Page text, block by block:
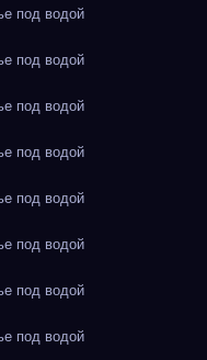
под водой
под водой
под водой
под водой
под водой
под водой
под водой
под водой